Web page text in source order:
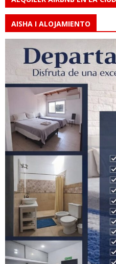
AISHA I ALOJAMIENTO